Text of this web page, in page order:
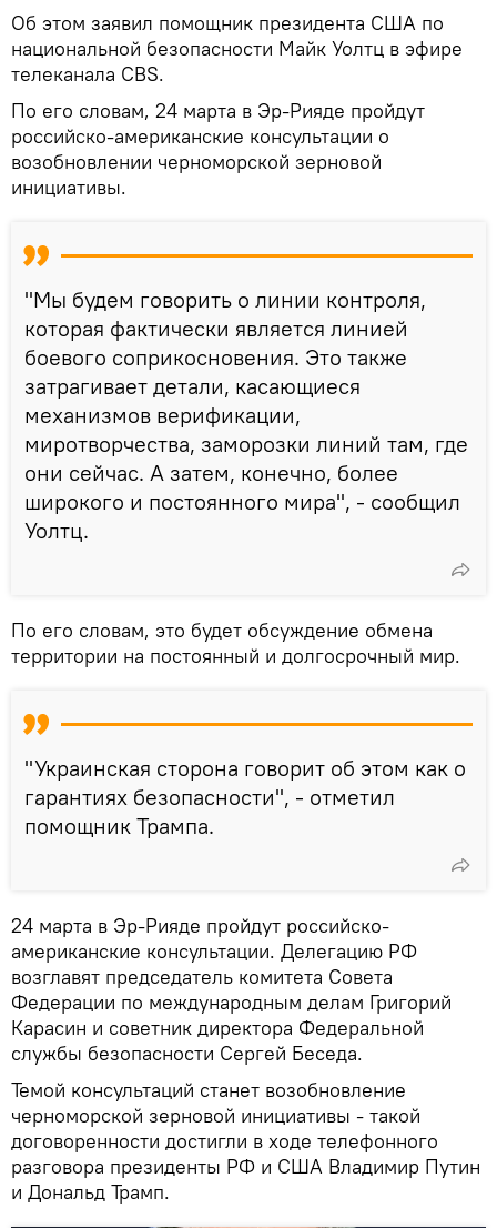
Об этом заявил помощник президента США по
национальной безопасности Майк Уолтц в эфире
телеканала CBS.
По его словам, 24 марта в Эр-Рияде пройдут
российско-американские консультации о
возобновлении черноморской зерновой
инициативы.
"Мы будем говорить о линии контроля,
которая фактически является линией
боевого соприкосновения. Это также
затрагивает детали, касающиеся
механизмов верификации,
миротворчества, заморозки линий там, где
они сейчас. А затем, конечно, более
широкого и постоянного мира", - сообщил
Уолтц.
По его словам, это будет обсуждение обмена
территории на постоянный и долгосрочный мир.
"Украинская сторона говорит об этом как о
гарантиях безопасности", - отметил
помощник Трампа.
24 марта в Эр-Рияде пройдут российско-
американские консультации. Делегацию РФ
возглавят председатель комитета Совета
Федерации по международным делам Григорий
Карасин и советник директора Федеральной
службы безопасности Сергей Беседа.
Темой консультаций станет возобновление
черноморской зерновой инициативы - такой
договоренности достигли в ходе телефонного
разговора президенты РФ и США Владимир Путин
и Дональд Трамп.